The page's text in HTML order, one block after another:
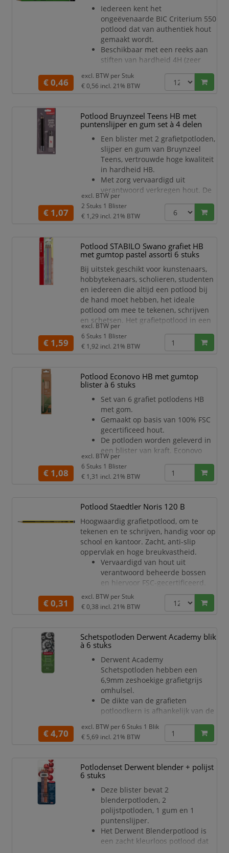
Hardheidsgraad HB.
Iedereen kent het
ongeëvenaarde BIC Criterium 550
potlood dat van authentiek hout
gemaakt wordt.
Beschikbaar met een reeks aan
stiften van hardheid 4H (zeer
De zeer duurzame grafietstift is
over de hele lengte aan het
deze makkelijk te slijpen is.
Uw vingers zullen niet vermoeid
raken dankzij het comfortabele
zeshoekige lichaam.
Het functionele design heeft een
gro
€ 0,46
excl. BTW per Stuk
€ 0,56 incl. 21% BTW
Potlood Bruynzeel Teens HB met
puntenslijper en gum set à 4 delen
Een blister met 2 grafietpotloden,
slijper en gum van Bruynzeel
Teens, vertrouwde hoge kwaliteit
in hardheid HB.
Met zorg vervaardigd uit
verantwoord verkregen hout. De
grafietkern heeft een uitstekende
afgifte en is dubbel verlijmd aan
het houten omhulsel; de kans op
Alle potloden van Bruynzeel zijn
met zorg vervaardigd uit
verantwoord verkregen hout.
Ook zijn Bruynzeel potloden
dubbel gelijmd, zodat ze extra
sterk zijn en d
€ 1,07
excl. BTW per
2 Stuks 1 Blister
€ 1,29 incl. 21% BTW
Potlood STABILO Swano grafiet HB
met gumtop pastel assorti 6 stuks
Bij uitstek geschikt voor kunstenaars,
hobbytekenaars, scholieren, studenten
en iedereen die altijd een potlood bij
de hand moet hebben, het ideale
potlood om mee te tekenen, schrijven
en schetsen. Het grafietpotlood in een
blister met 6 potloden in hardheid HB
en een gum op het uiteinde, gelakt in
trendy pastelkleuren: geel, groen, lila,
super leuk op je bureau en matchen
perfect met alle andere
€ 1,59
excl. BTW per
6 Stuks 1 Blister
€ 1,92 incl. 21% BTW
Potlood Econovo HB met gumtop
blister à 6 stuks
Set van 6 grafiet potlodens HB
met gom.
Gemaakt op basis van 100% FSC
gecertificeed hout.
De potloden worden geleverd in
een blister van kraft. Econovo
staat voor: Less waste for a better
planet!
€ 1,08
excl. BTW per
6 Stuks 1 Blister
€ 1,31 incl. 21% BTW
Potlood Staedtler Noris 120 B
Hoogwaardig grafietpotlood, om te
tekenen en te schrijven, handig voor op
school en kantoor. Zacht, anti-slip
oppervlak en hoge breukvastheid.
Vervaardigd van hout uit
verantwoord beheerde bossen
en hiervoor FSC-gecertificeerd.
Potlood Made from Upcycled
Wood.
Verantwoord gebruik van
Houtcomponent van PEFC
gecertificeerde wouden.
€ 0,31
excl. BTW per Stuk
€ 0,38 incl. 21% BTW
Schetspotloden Derwent Academy blik
à 6 stuks
Derwent Academy
Schetspotloden hebben een
6,9mm zeshoekige grafietgrijs
omhulsel.
De dikte van de grafieten
potloodkern is afhankelijk van de
hardere grafiet (2B - 5H) en
2,8mm voor het zachtere grafiet
De potloden zijn gemaakt van
hout en het grafiet is van hoge
Ze zijn gemakkelijk te slijpen en
breukbestendig.
De zeshoekige houder maakt het
potlood gemakkelijk vast te
houden en te gebruiken, voor
€ 4,70
excl. BTW per6 Stuks 1 Blik
€ 5,69 incl. 21% BTW
Potlodenset Derwent blender + polijst
6 stuks
Deze blister bevat 2
blenderpotloden, 2
polijstpotloden, 1 gum en 1
puntenslijper.
Het Derwent Blenderpotlood is
een zacht kleurloos potlood dat